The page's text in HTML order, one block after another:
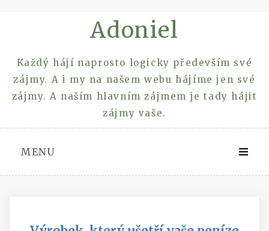
Adoniel
Každý hájí naprosto logicky především své
zájmy. A i my na našem webu hájíme jen své
zájmy. A naším hlavním zájmem je tady hájit
zájmy vaše.
MENU